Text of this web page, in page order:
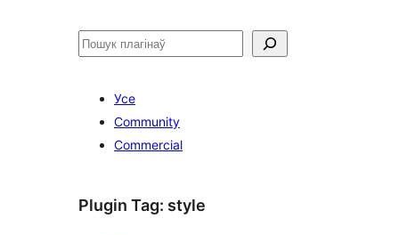
Пошук
Усе
Community
Commercial
Plugin Tag: style